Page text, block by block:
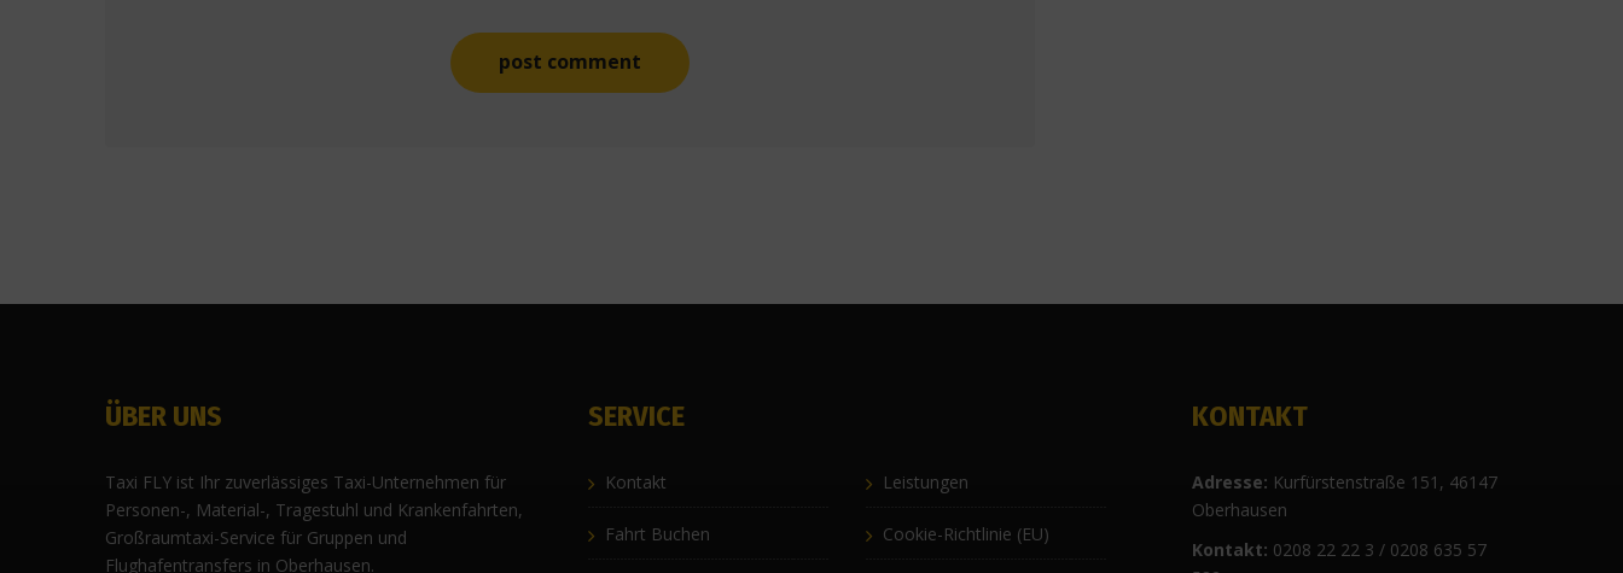
ÜBER UNS
Taxi FLY ist Ihr zuverlässiges Taxi-Unternehmen für
Personen-, Material-, Tragestuhl und Krankenfahrten,
Großraumtaxi-Service für Gruppen und
Flughafentransfers in Oberhausen.
SERVICE
Kontakt Leistungen
Fahrt Buchen Cookie-Richtlinie (EU)
KONTAKT
Adresse: Kurfürstenstraße 151, 46147
Oberhausen
Kontakt: 0208 22 22 3 / 0208 635 57